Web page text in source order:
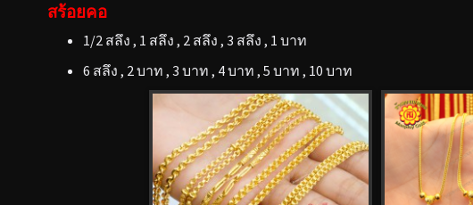
สร้อยคอ
1/2 สลึง , 1 สลึง , 2 สลึง , 3 สลึง , 1 บาท
6 สลึง , 2 บาท , 3 บาท , 4 บาท , 5 บาท , 10 บาท